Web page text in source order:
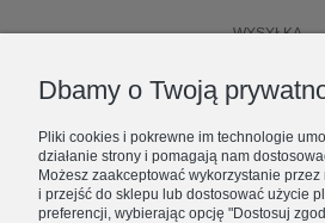
WYSYŁKA
O NAS
KONTAKT
Dbamy o Twoją
Pliki cookies i pokrewne im technologie
działanie strony i pomagają nam
Możesz zaakceptować wykorzystanie
i przejść do sklepu lub dostosować użycie
preferencji, wybierając opcję "Dostosuj